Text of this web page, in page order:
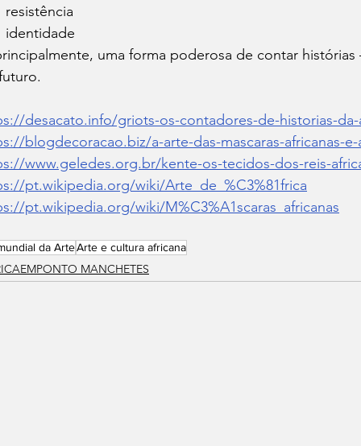
resistência
identidade
uma forma poderosa de contar
desacato.info/griots-os-contadores-de-historias-
blogdecoracao.biz/a-arte-das-mascaras-africanas-e-
www.geledes.org.br/kente-os-tecidos-dos-reis-
pt.wikipedia.org/wiki/Arte_de_%C3%81frica
pt.wikipedia.org/wiki/M%C3%A1scaras_africanas
da ArteArte e cultura africana
MANCHETES